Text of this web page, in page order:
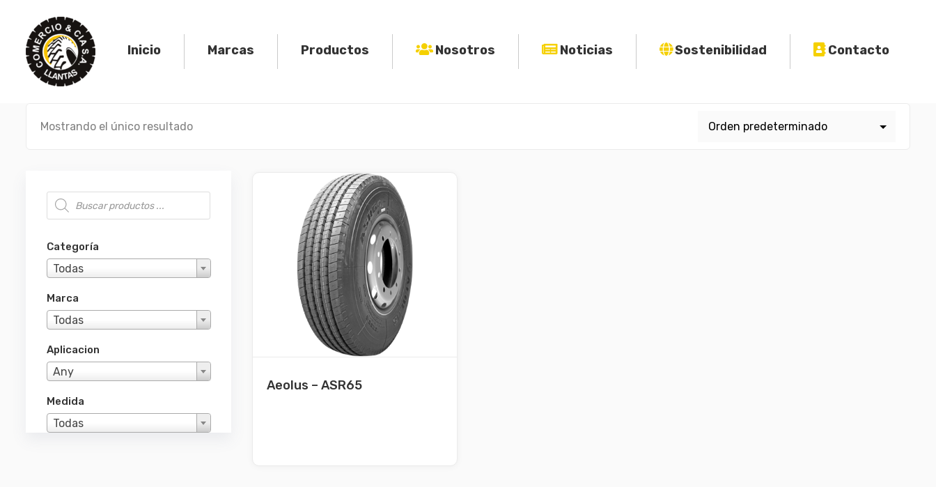
content
Inicio Marcas Productos Nosotros Noticias Sostenibilidad Contacto
Mostrando el único resultado
Búsqueda de productos
Categoría
Todas
Marca
Todas
Aplicacion
Any
Medida
Todas
Aeolus – ASR65